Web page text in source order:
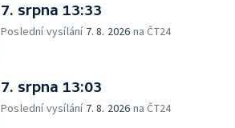
7. srpna 13:33
Poslední vysílání 7. 8. 2026 na ČT24
7. srpna 13:03
Poslední vysílání 7. 8. 2026 na ČT24